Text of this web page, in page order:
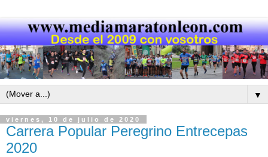
▼
viernes, 10 de julio de 2020
Carrera Popular Peregrino Entrecepas
2020